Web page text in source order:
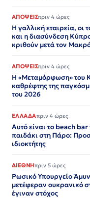
ΑΠΟΨΕΙΣπριν 4 ώρες
Η γαλλική εταιρεία, οι
και η διασύνδεση
κριθούν μετά τον
ΑΠΟΨΕΙΣπριν 4 ώρες
Η «Μεταμόρφωση» του
καθρέφτης της
του 2026
ΕΛΛΑΔΑπριν 4 ώρες
Αυτό είναι το beach
παιδάκι στη Πάρο:
ιδιοκτήτης
ΔΙΕΘΝΗπριν 5 ώρες
Ρωσικό Υπουργείο
μετέφεραν ουκρανικό
έγιναν στόχος